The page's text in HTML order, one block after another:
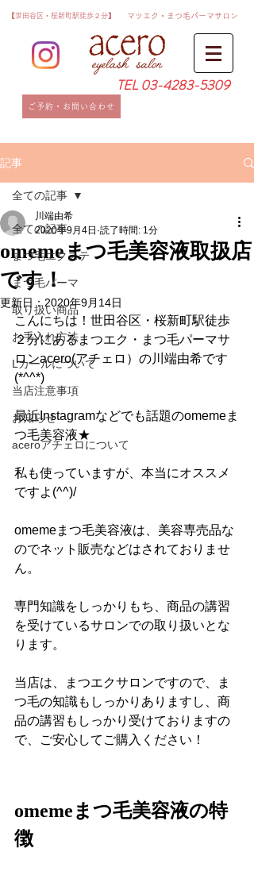
​【世田谷区・桜新町駅徒歩２分】
TEL 03-4283-5309
​マツエク・まつ毛パーマサロン
ご予約・お問い合わせ
記事
全ての記事
まつ毛エクステ
まつ毛パーマ
取り扱い商品
お手入れ方法
Lカールについて
当店注意事項
お知らせ
aceroアチェロについて
全ての記事
omemeまつ毛美容液取扱店
です！
川端由希
2020年9月4日 読了時間: 1分
更新日：2020年9月14日
こんにちは！世田谷区・桜新町駅徒歩
２分にあるまつエク・まつ毛パーマサ
ロンacero(アチェロ）の川端由希です
(*^^*)
最近Instagramなどでも話題のomemeま
つ毛美容液★
私も使っていますが、本当にオススメ
ですよ(^^)/
omemeまつ毛美容液は、美容専売品な
のでネット販売などはされておりませ
ん。
専門知識をしっかりもち、商品の講習
を受けているサロンでの取り扱いとな
ります。
当店は、まつエクサロンですので、ま
つ毛の知識もしっかりありますし、商
品の講習もしっかり受けておりますの
で、ご安心してご購入ください！
omemeまつ毛美容液の特
徴